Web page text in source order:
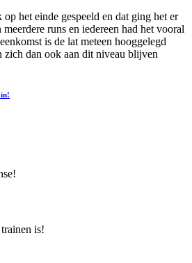
het einde gespeeld en dat ging het er
runs en iedereen had het vooral
is de lat meteen hooggelegd
zich dan ook aan dit niveau blijven
is!